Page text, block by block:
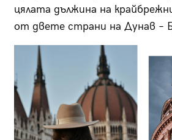
цялата дължина на
от двете страни на Дунав –